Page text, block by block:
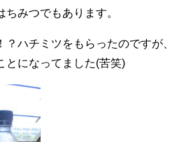
みつでもあります。
ハチミツをもらったのですが、
とになってました(苦笑)